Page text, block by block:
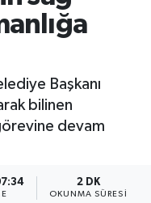
Başkanı
bilinen
devam
2 DK
OKUNMA SÜRESI